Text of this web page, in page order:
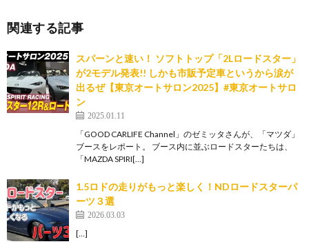
関連する記事
スパーンと速い！ ソフトトップ「2Lロードスター」
が2モデル発表!! しかも市販予定車というから涙が
出るぜ【東京オートサロン2025】#東京オートサロ
ン
2025.01.11
「GOOD CARLIFE Channel」のゼミッタさんが、「マツダ」
ブースをレポート。 ブース内に並ぶロードスターたちは、
「MAZDA SPIRI[…]
1.5ロドの走りがもっと楽しく！NDロードスターパ
ーツ３選
2026.03.03
[…]